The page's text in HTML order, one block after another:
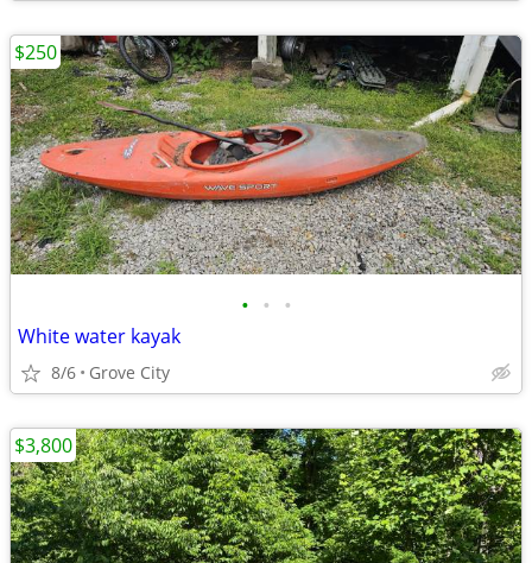
• • •
White water kayak
8/6 Grove City
$250
$3,800